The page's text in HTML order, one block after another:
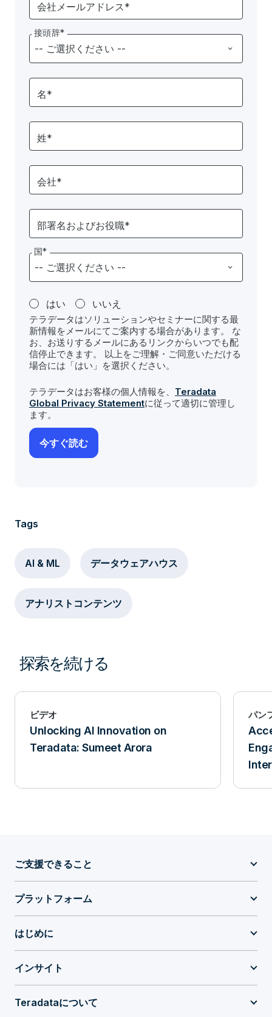
会社メールアドレス*
接頭辞*
名*
姓*
会社*
部署名およびお役職*
国*
はい いいえ
テラデータはソリューションやセミナーに関する最
新情報をメールにてご案内する場合があります。 な
お、お送りするメールにあるリンクからいつでも配
信停止できます。 以上をご理解・ご同意いただける
場合には「はい」を選択ください。
テラデータはお客様の個人情報を、 Teradata
Global Privacy Statementに従って適切に管理し
ます。
Tags
AI & ML データウェアハウス
アナリストコンテンツ
探索を続ける
ビデオ
Unlocking AI Innovation on
Teradata: Sumeet Arora
パン
ご支援できること
プラットフォーム
はじめに
インサイト
Teradataについて